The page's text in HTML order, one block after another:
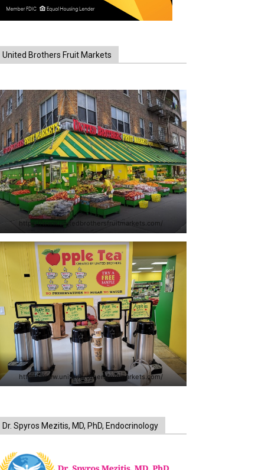
United Brothers Fruit Markets
https://www.unitedbrothersfruitmarkets.com/
https://www.unitedbrothersfruitmarkets.com/
Dr. Spyros Mezitis, MD, PhD, Endocrinology